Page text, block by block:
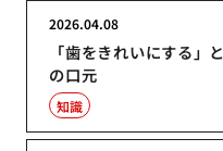
「歯をきれいにする」
の口元
2026.04.08
知識